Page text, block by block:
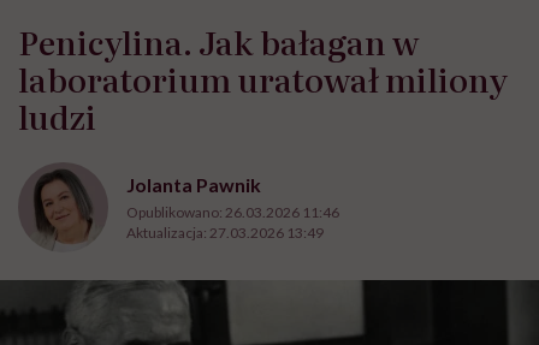
Penicylina. Jak bałagan w
laboratorium uratował miliony
ludzi
Jolanta Pawnik
Opublikowano: 26.03.2026 11:46
Aktualizacja: 27.03.2026 13:49